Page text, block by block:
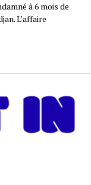
à 6 mois de
L’affaire